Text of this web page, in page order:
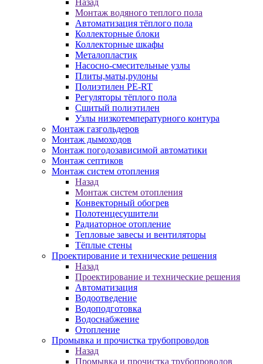
Назад
Монтаж водяного теплого пола
Автоматизация тёплого пола
Коллекторные блоки
Коллекторные шкафы
Металопластик
Насосно-смесительные узлы
Плиты,маты,рулоны
Полиэтилен PE-RT
Регуляторы тёплого пола
Сшитый полиэтилен
Узлы низкотемпературного контура
Монтаж газгольдеров
Монтаж дымоходов
Монтаж погодозависимой автоматики
Монтаж септиков
Монтаж систем отопления
Назад
Монтаж систем отопления
Конвекторный обогрев
Полотенцесушители
Радиаторное отопление
Тепловые завесы и вентиляторы
Тёплые стены
Проектирование и технические решения
Назад
Проектирование и технические решения
Автоматизация
Водоотведение
Водоподготовка
Водоснабжение
Отопление
Промывка и прочистка трубопроводов
Назад
Промывка и прочистка трубопроводов